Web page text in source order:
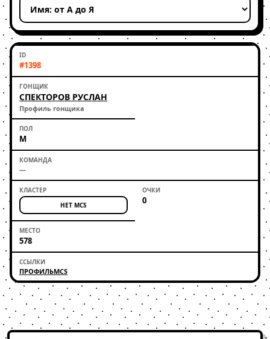
#1398
СПЕКТОРОВ РУСЛАН
Профиль гонщика
М
—
НЕТ MCS 0
578
ПРОФИЛЬMCS